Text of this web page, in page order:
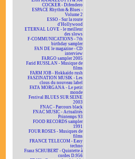
COCKER - Difendero
ESPACE Rhythm & Blues -
Volume 2
ESSO - Sur la route
d'Hollywood
ETERNAL LOVE - le meilleur
des slows
F-COMMUNICATIONS - 7th
birthday sampler
FAN DE le magazine - CD
interview
FARGO sampler 2005
Farid RUSSLAN - Musique de
films
FARM JOB - Hokkaïdo rush
FASZINATION MUSIK - Les
clous du nouveau label
FATA MORGANA - Le petit
monde
Festival BLUES SUR SEINE
2003
FNAC - Parcours black
FNAC MUSIC - Actualités
Printemps 93
FOOD RECORDS sampler
1991
FOUR ROSES - Musiques de
films
FRANCE TELECOM - Easy
techno
Franz SCHUBERT - Quintette à
cordes D.956